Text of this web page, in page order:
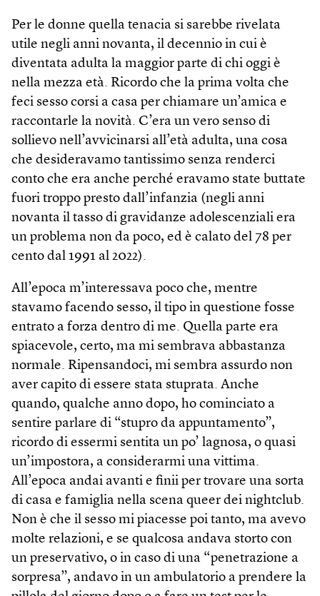
Per le donne quella tenacia si sarebbe rivelata
utile negli anni novanta, il decennio in cui è
diventata adulta la maggior parte di chi oggi è
nella mezza età. Ricordo che la prima volta che
feci sesso corsi a casa per chiamare un’amica e
raccontarle la novità. C’era un vero senso di
sollievo nell’avvicinarsi all’età adulta, una cosa
che desideravamo tantissimo senza renderci
conto che era anche perché eravamo state buttate
fuori troppo presto dall’infanzia (negli anni
novanta il tasso di gravidanze adolescenziali era
un problema non da poco, ed è calato del 78 per
cento dal 1991 al 2022).
All’epoca m’interessava poco che, mentre
stavamo facendo sesso, il tipo in questione fosse
entrato a forza dentro di me. Quella parte era
spiacevole, certo, ma mi sembrava abbastanza
normale. Ripensandoci, mi sembra assurdo non
aver capito di essere stata stuprata. Anche
quando, qualche anno dopo, ho cominciato a
sentire parlare di “stupro da appuntamento”,
ricordo di essermi sentita un po’ lagnosa, o quasi
un’impostora, a considerarmi una vittima.
All’epoca andai avanti e finii per trovare una sorta
di casa e famiglia nella scena queer dei nightclub.
Non è che il sesso mi piacesse poi tanto, ma avevo
molte relazioni, e se qualcosa andava storto con
un preservativo, o in caso di una “penetrazione a
sorpresa”, andavo in un ambulatorio a prendere la